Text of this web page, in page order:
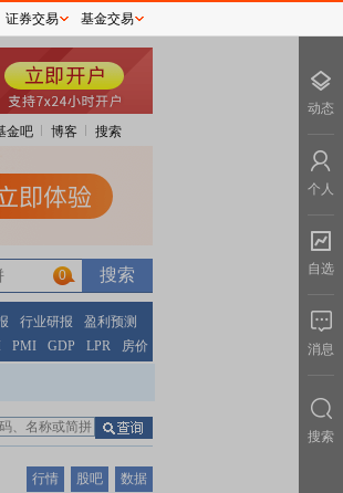
金吧 博客 搜索
0
行业研报
盈利预测
PMI GDP LPR 房价
行情 股吧 数据
证券交易 基金交易
动态
个人
自选
消息
搜索